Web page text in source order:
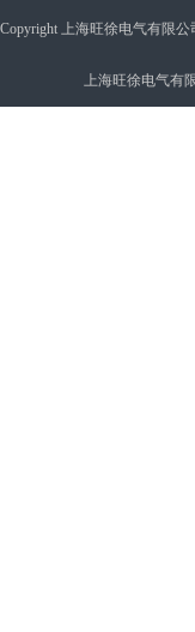
Copyright 上海旺徐电气有限公
上海旺徐电气有